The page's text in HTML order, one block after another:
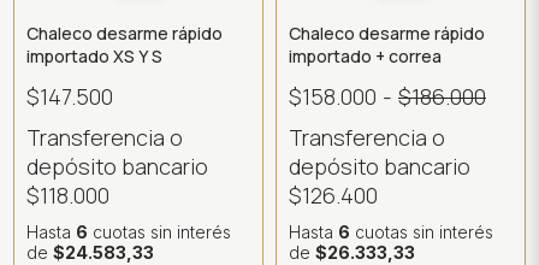
Chaleco desarme rápido
importado XS Y S
$147.500
Transferencia o
depósito bancario
$118.000
Hasta 6 cuotas sin interés
de$24.583,33
Chaleco desarme rápido
importado + correa
$158.000 - $186.000
Transferencia o
depósito bancario
$126.400
Hasta 6 cuotas sin interés
de $26.333,33